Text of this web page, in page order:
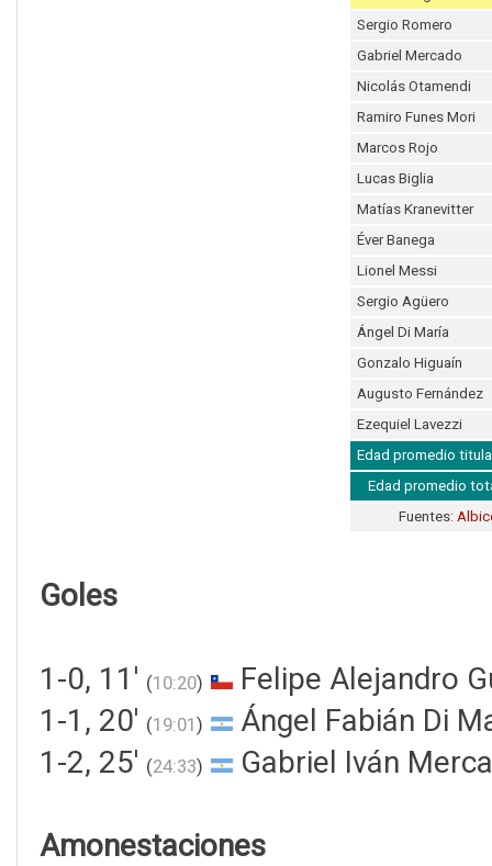
Sergio Romero
Gabriel Mercado
Nicolás Otamendi
Ramiro Funes Mori
Marcos Rojo
Lucas Biglia
Matías Kranevitter
Éver Banega
Lionel Messi
Sergio Agüero
Ángel Di María
Gonzalo Higuaín
Augusto Fernández
Ezequiel Lavezzi
Edad promedio
Edad promedio
Fuentes:
Goles
1-0, 11' (10:20)
Felipe Alejandro
1-1, 20' (19:01)
Ángel Fabián Di
1-2, 25' (24:33) Gabriel Iván
Amonestaciones